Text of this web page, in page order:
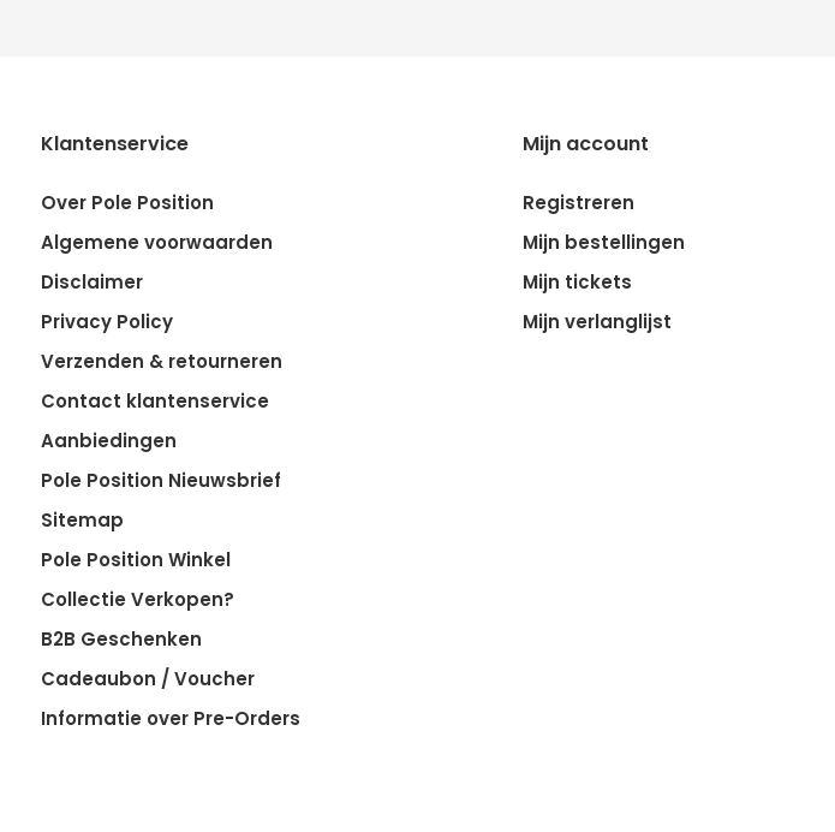
Klantenservice
Over Pole Position
Algemene voorwaarden
Disclaimer
Privacy Policy
Verzenden & retourneren
Contact klantenservice
Aanbiedingen
Pole Position Nieuwsbrief
Sitemap
Pole Position Winkel
Collectie Verkopen?
B2B Geschenken
Cadeaubon / Voucher
Informatie over Pre-Orders
Mijn account
Registreren
Mijn bestellingen
Mijn tickets
Mijn verlanglijst